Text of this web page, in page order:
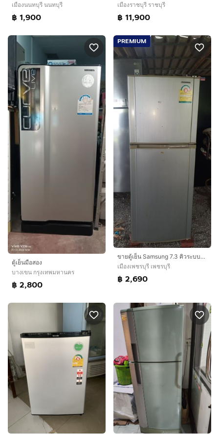
เมืองนนทบุรี นนทบุรี
฿ 1,900
เมืองราชบุรี ราชบุรี
฿ 11,900
ตู้เย็นมือสอง
บางเขน กรุงเทพมหานคร
฿ 2,800
PREMIUM
ขายตู้เย็น Samsung 7.3 คิวระบบละลายน้ำแข็งอัตโนมัติ พร้อมของแถมพัดลม Hatari ตัวใหญ่ๆ 2 ตัว ของใช้งานได้ปกติดีทั้งหมด
เมืองเพชรบุรี เพชรบุรี
฿ 2,690